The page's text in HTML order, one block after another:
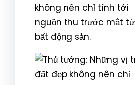
không nên chỉ tính tới
nguồn thu trước mắt từ
bất động sản.